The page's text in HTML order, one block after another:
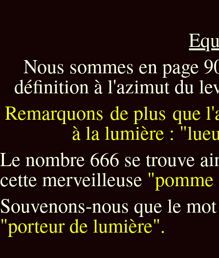
Nous sommes en page
définition à l'azimut du
Remarquons de plus que
à la lumière :
Le nombre 666 se trouve
cette merveilleuse
Souvenons-nous que le
"porteur de lumière".